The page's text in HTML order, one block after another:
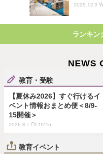
2025.12.3
ランキン
NEWS
教育・受験
【夏休み2026】すぐ行けるイ
ベント情報おまとめ便＜8/9-
15開催＞
2026.8.7 Fri 19:45
教育イベント